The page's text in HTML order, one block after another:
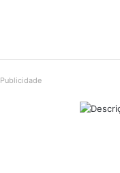
Publicidade